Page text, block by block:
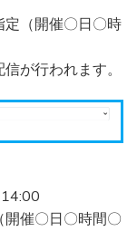
定（開催〇日〇時
が行われます。
催〇日〇時間〇